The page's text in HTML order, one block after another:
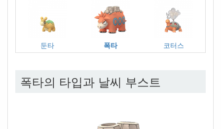
둔타 폭타 코터스
폭타의 타입과 날씨 부스트